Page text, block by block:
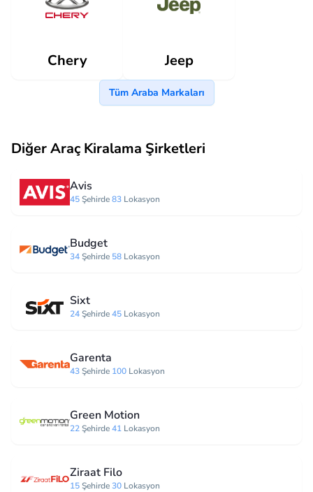
Chery Jeep
Tüm Araba Markaları
Diğer Araç Kiralama Şirketleri
Avis
45Şehirde83 Lokasyon
Budget
34Şehirde 58 Lokasyon
Sixt
24Şehirde45 Lokasyon
Garenta
43Şehirde 100 Lokasyon
Green Motion
22Şehirde41 Lokasyon
Ziraat Filo
15Şehirde30 Lokasyon